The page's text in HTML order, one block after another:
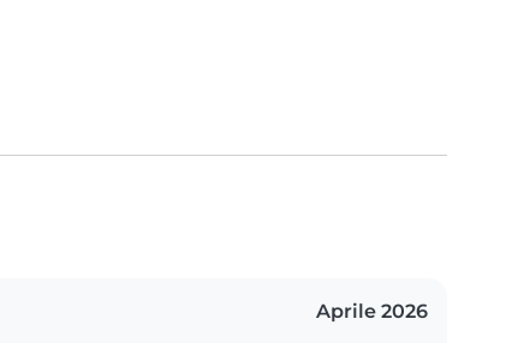
Aprile 2026